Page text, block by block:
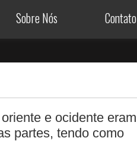
Sobre Nós Contato
e ocidente eram
partes, tendo como